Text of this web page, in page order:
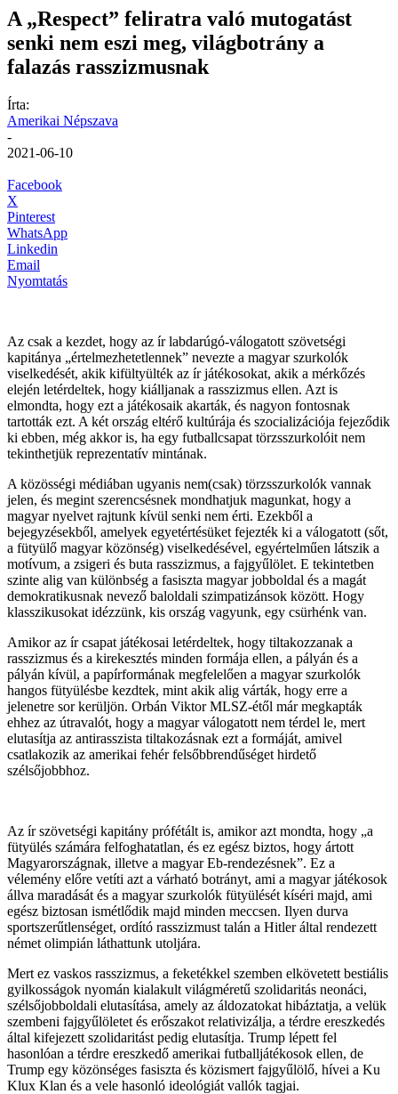
A „Respect” feliratra való mutogatást
senki nem eszi meg, világbotrány a
falazás rasszizmusnak
Írta:
Amerikai Népszava
-
2021-06-10
Facebook
X
Pinterest
WhatsApp
Linkedin
Email
Nyomtatás
Az csak a kezdet, hogy az ír labdarúgó-válogatott szövetségi
kapitánya „értelmezhetetlennek” nevezte a magyar szurkolók
viselkedését, akik kifültyülték az ír játékosokat, akik a mérkőzés
elején letérdeltek, hogy kiálljanak a rasszizmus ellen. Azt is
elmondta, hogy ezt a játékosaik akarták, és nagyon fontosnak
tartották ezt. A két ország eltérő kultúrája és szocializációja fejeződik
ki ebben, még akkor is, ha egy futballcsapat törzsszurkolóit nem
tekinthetjük reprezentatív mintának.
A közösségi médiában ugyanis nem(csak) törzsszurkolók vannak
jelen, és megint szerencsésnek mondhatjuk magunkat, hogy a
magyar nyelvet rajtunk kívül senki nem érti. Ezekből a
bejegyzésekből, amelyek egyetértésüket fejezték ki a válogatott (sőt,
a fütyülő magyar közönség) viselkedésével, egyértelműen látszik a
motívum, a zsigeri és buta rasszizmus, a fajgyűlölet. E tekintetben
szinte alig van különbség a fasiszta magyar jobboldal és a magát
demokratikusnak nevező baloldali szimpatizánsok között. Hogy
klasszikusokat idézzünk, kis ország vagyunk, egy csürhénk van.
Amikor az ír csapat játékosai letérdeltek, hogy tiltakozzanak a
rasszizmus és a kirekesztés minden formája ellen, a pályán és a
pályán kívül, a papírformának megfelelően a magyar szurkolók
hangos fütyülésbe kezdtek, mint akik alig várták, hogy erre a
jelenetre sor kerüljön. Orbán Viktor MLSZ-étől már megkapták
ehhez az útravalót, hogy a magyar válogatott nem térdel le, mert
elutasítja az antirasszista tiltakozásnak ezt a formáját, amivel
csatlakozik az amerikai fehér felsőbbrendűséget hirdető
szélsőjobbhoz.
Az ír szövetségi kapitány prófétált is, amikor azt mondta, hogy „a
fütyülés számára felfoghatatlan, és ez egész biztos, hogy ártott
Magyarországnak, illetve a magyar Eb-rendezésnek”. Ez a
vélemény előre vetíti azt a várható botrányt, ami a magyar játékosok
állva maradását és a magyar szurkolók fütyülését kíséri majd, ami
egész biztosan ismétlődik majd minden meccsen. Ilyen durva
sportszerűtlenséget, ordító rasszizmust talán a Hitler által rendezett
német olimpián láthattunk utoljára.
Mert ez vaskos rasszizmus, a feketékkel szemben elkövetett bestiális
gyilkosságok nyomán kialakult világméretű szolidaritás neonáci,
szélsőjobboldali elutasítása, amely az áldozatokat hibáztatja, a velük
szembeni fajgyűlöletet és erőszakot relativizálja, a térdre ereszkedés
által kifejezett szolidaritást pedig elutasítja. Trump lépett fel
hasonlóan a térdre ereszkedő amerikai futballjátékosok ellen, de
Trump egy közönséges fasiszta és közismert fajgyűlölő, hívei a Ku
Klux Klan és a vele hasonló ideológiát vallók tagjai.